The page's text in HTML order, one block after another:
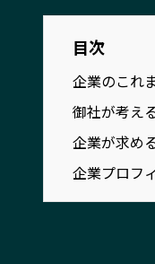
佐賀エリア
熊本エリア
宮崎エリア
カテゴリか
目次
企業のこれ
御社が考え
企業が求め
企業プロフ